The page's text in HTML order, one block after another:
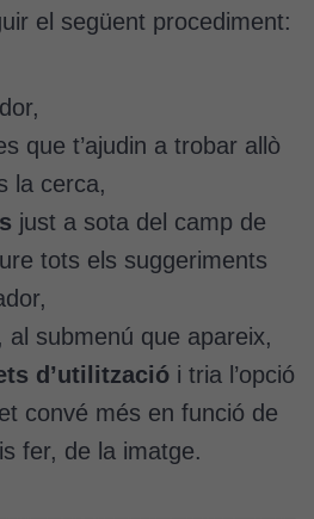
el següent procediment:
que t’ajudin a trobar allò
la cerca,
just a sota del camp de
tots els suggeriments
al submenú que apareix,
d’utilització i tria l’opció
convé més en funció de
fer, de la imatge.